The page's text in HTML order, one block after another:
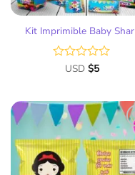
Kit Imprimible Baby
Valorado
de
USD $5
a